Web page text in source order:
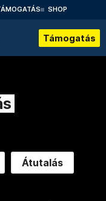
SHOP
Támogatás
Átutalás